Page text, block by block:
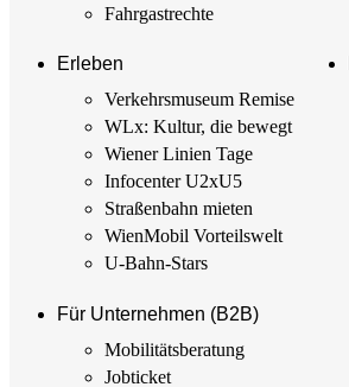
Fahrgastrechte
Erleben
Verkehrsmuseum Remise
WLx: Kultur, die bewegt
Wiener Linien Tage
Infocenter U2xU5
Straßenbahn mieten
WienMobil Vorteilswelt
U-Bahn-Stars
Für Unternehmen (B2B)
Mobilitäts­beratung
Jobticket